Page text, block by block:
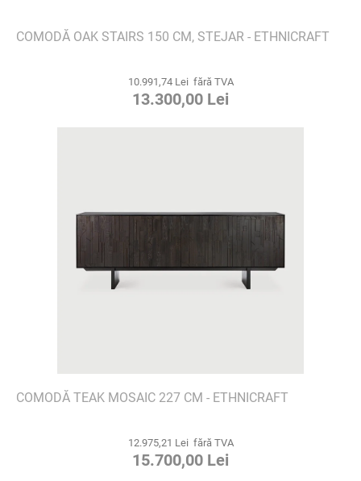
COMODĂ OAK STAIRS 150 CM, STEJAR - ETHNICRAFT
10.991,74 Lei fără TVA
13.300,00 Lei
COMODĂ TEAK MOSAIC 227 CM - ETHNICRAFT
12.975,21 Lei fără TVA
15.700,00 Lei